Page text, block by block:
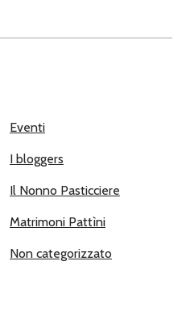
Eventi
I bloggers
Il Nonno Pasticciere
Matrimoni Pattìni
Non categorizzato